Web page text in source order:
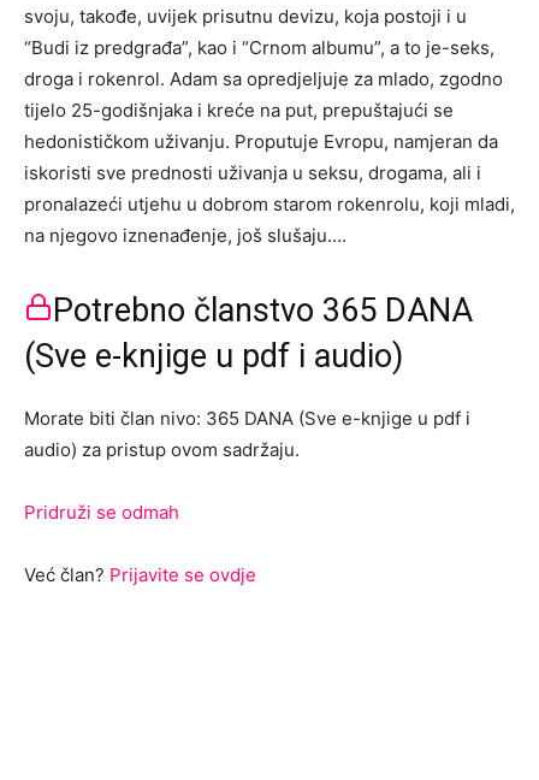
svoju, takođe, uvijek prisutnu devizu, koja postoji i u
“Budi iz predgrađa”, kao i “Crnom albumu”, a to je-seks,
droga i rokenrol. Adam sa opredjeljuje za mlado, zgodno
tijelo 25-godišnjaka i kreće na put, prepuštajući se
hedonističkom uživanju. Proputuje Evropu, namjeran da
iskoristi sve prednosti uživanja u seksu, drogama, ali i
pronalazeći utjehu u dobrom starom rokenrolu, koji mladi,
na njegovo iznenađenje, još slušaju….
Potrebno članstvo 365 DANA
(Sve e-knjige u pdf i audio)
Morate biti član nivo: 365 DANA (Sve e-knjige u pdf i
audio) za pristup ovom sadržaju.
Pridruži se odmah
Već član? Prijavite se ovdje